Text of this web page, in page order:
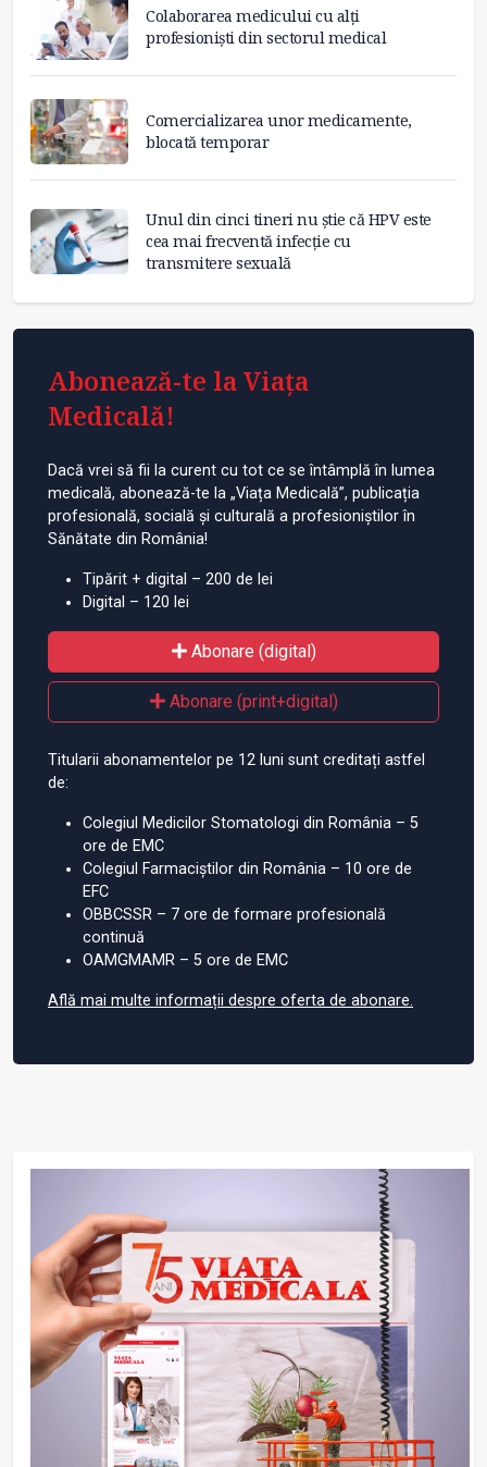
Colaborarea medicului cu alți
profesioniști din sectorul medical
Comercializarea unor medicamente,
blocată temporar
Unul din cinci tineri nu știe că HPV este
cea mai frecventă infecție cu
transmitere sexuală
Abonează-te la Viața
Medicală!
Dacă vrei să fii la curent cu tot ce se întâmplă în lumea
medicală, abonează-te la „Viața Medicală”, publicația
profesională, socială și culturală a profesioniștilor în
Sănătate din România!
Tipărit + digital – 200 de lei
Digital – 120 lei
Abonare (digital)
Abonare (print+digital)
Titularii abonamentelor pe 12 luni sunt creditați astfel
de:
Colegiul Medicilor Stomatologi din România – 5
ore de EMC
Colegiul Farmaciștilor din România – 10 ore de
EFC
OBBCSSR – 7 ore de formare profesională
continuă
OAMGMAMR – 5 ore de EMC
Află mai multe informații despre oferta de abonare.